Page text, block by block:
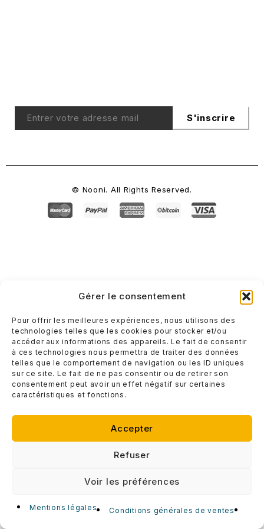
Gérer le consentement
Pour offrir les meilleures expériences, nous utilisons des
technologies telles que les cookies pour stocker et/ou
accéder aux informations des appareils. Le fait de consentir
à ces technologies nous permettra de traiter des données
telles que le comportement de navigation ou les ID uniques
sur ce site. Le fait de ne pas consentir ou de retirer son
consentement peut avoir un effet négatif sur certaines
caractéristiques et fonctions.
Accepter
Refuser
Voir les préférences
Mentions légales Conditions générales de ventes
S'inscrire
© Nooni. All Rights Reserved.